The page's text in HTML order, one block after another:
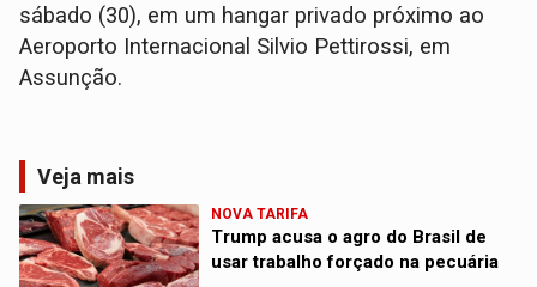
sábado (30), em um hangar privado próximo ao
Aeroporto Internacional Silvio Pettirossi, em
Assunção.
Veja mais
NOVA TARIFA
Trump acusa o agro do Brasil de
usar trabalho forçado na pecuária